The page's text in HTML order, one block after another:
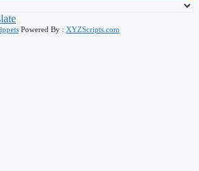
Powered By : XYZScripts.com